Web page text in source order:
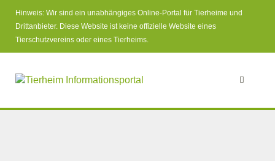
Hinweis: Wir sind ein unabhängiges Online-Portal für Tierheime und
Drittanbieter. Diese Website ist keine offizielle Website eines
Tierschutzvereins oder eines Tierheims.